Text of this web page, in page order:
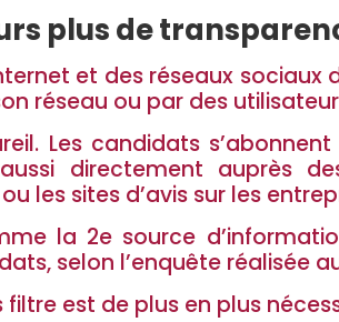
plus de
et des réseaux
réseau ou par des
Les candidats
directement auprès
les sites d’avis sur les
la 2e source
selon l’enquête réalisée
est de plus en plus